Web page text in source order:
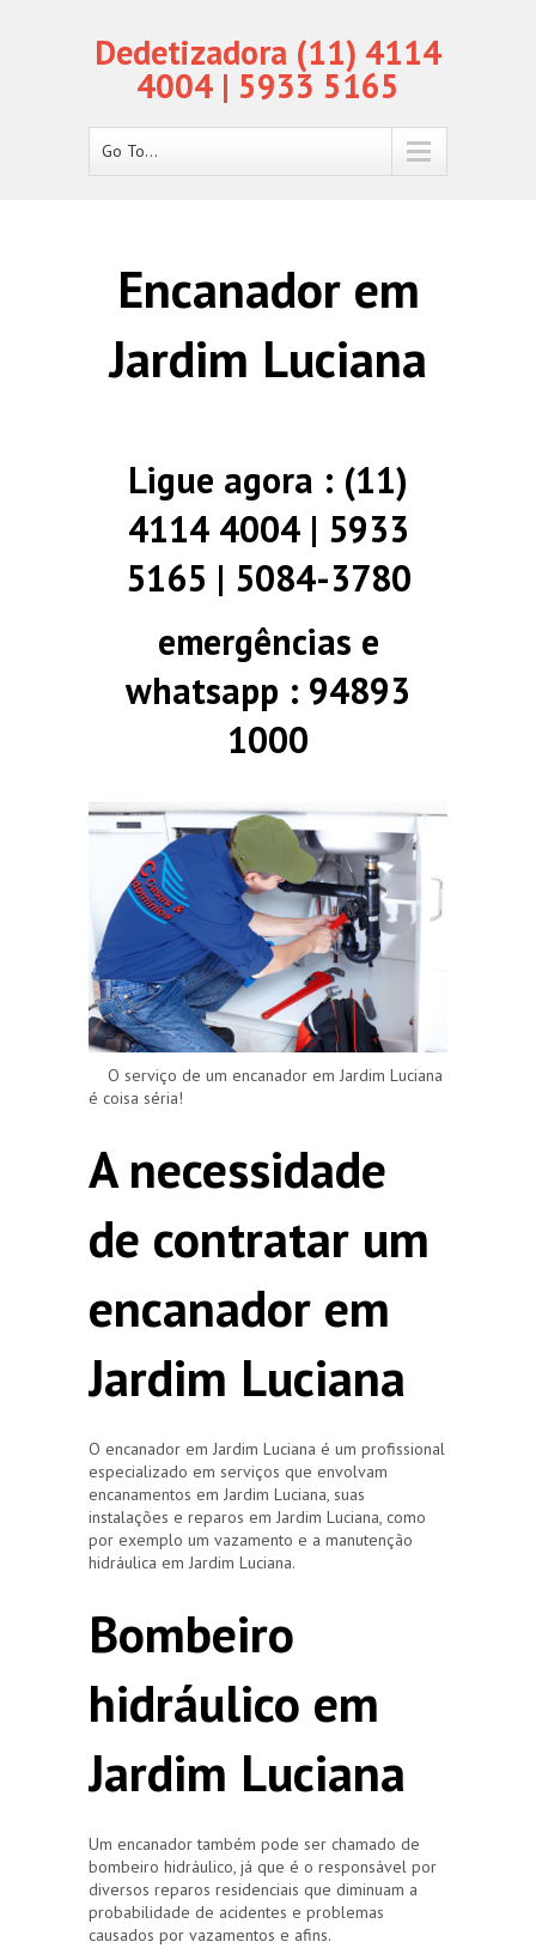
Dedetizadora (11) 4114
4004 | 5933 5165
Go To...
Encanador em
Jardim Luciana
Ligue agora : (11)
4114 4004 | 5933
5165 | 5084-3780
emergências e
whatsapp : 94893
1000
O serviço de um encanador em Jardim Luciana
é coisa séria!
A necessidade
de contratar um
encanador em
Jardim Luciana
O encanador em Jardim Luciana é um profissional
especializado em serviços que envolvam
encanamentos em Jardim Luciana, suas
instalações e reparos em Jardim Luciana, como
por exemplo um vazamento e a manutenção
hidráulica em Jardim Luciana.
Bombeiro
hidráulico em
Jardim Luciana
Um encanador também pode ser chamado de
bombeiro hidráulico, já que é o responsável por
diversos reparos residenciais que diminuam a
probabilidade de acidentes e problemas
causados por vazamentos e afins.